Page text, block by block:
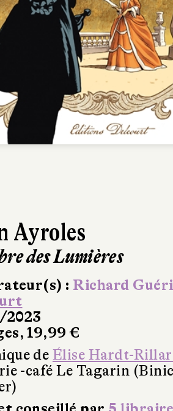
Ayroles
des Lumières
: Richard
2023
19,99 €
de Élise Hardt-
-café Le Tagarin